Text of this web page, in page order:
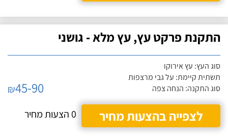
התקנת פרקט עץ, עץ מלא - גושני
סוג העץ: עץ אירוקו
תשתית קיימת: על גבי מרצפות
סוג התקנה: הנחה צפה
₪45-90
לצפייה בהצעות מחיר
0 הצעות מחיר